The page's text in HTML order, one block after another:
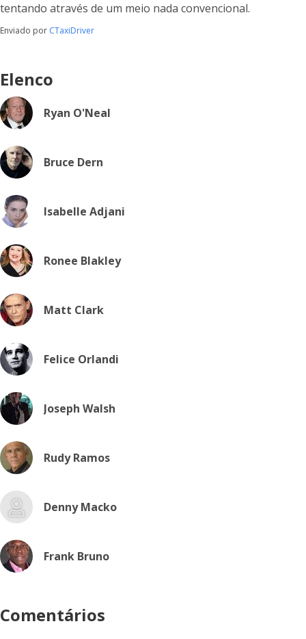
tentando através de um meio nada convencional.
Enviado por CTaxiDriver
Elenco
Ryan O'Neal
Bruce Dern
Isabelle Adjani
Ronee Blakley
Matt Clark
Felice Orlandi
Joseph Walsh
Rudy Ramos
Denny Macko
Frank Bruno
Comentários